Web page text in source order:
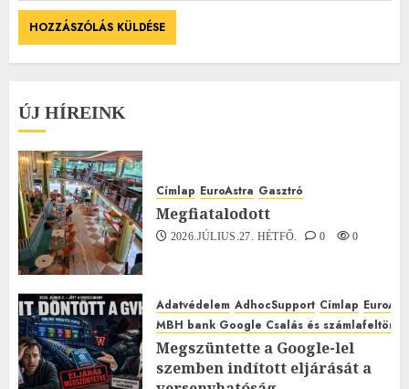
ÚJ HÍREINK
Címlap EuroAstra Gasztró
Megfiatalodott
2026.JÚLIUS.27. HÉTFŐ. 0 0
Adatvédelem AdhocSupport Címlap
MBH bank Google Csalás és
Megszüntette a Google-lel
szemben indított eljárását a